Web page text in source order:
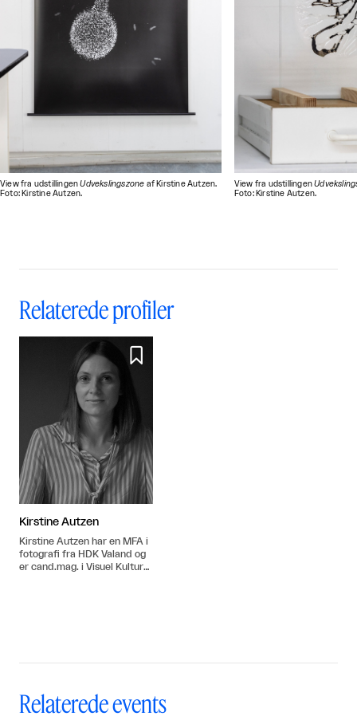
View fra udstillingenUdvekslingszone af Kirstine Autzen.
Foto: Kirstine Autzen.
View fra udstillingen
Foto: Kirstine Autzen.
Relaterede profiler

Kirstine Autzen
Kirstine Autzen har en MFA i
fotografi fra HDK Valand og
er cand.mag. i Visuel Kultur
Relaterede events